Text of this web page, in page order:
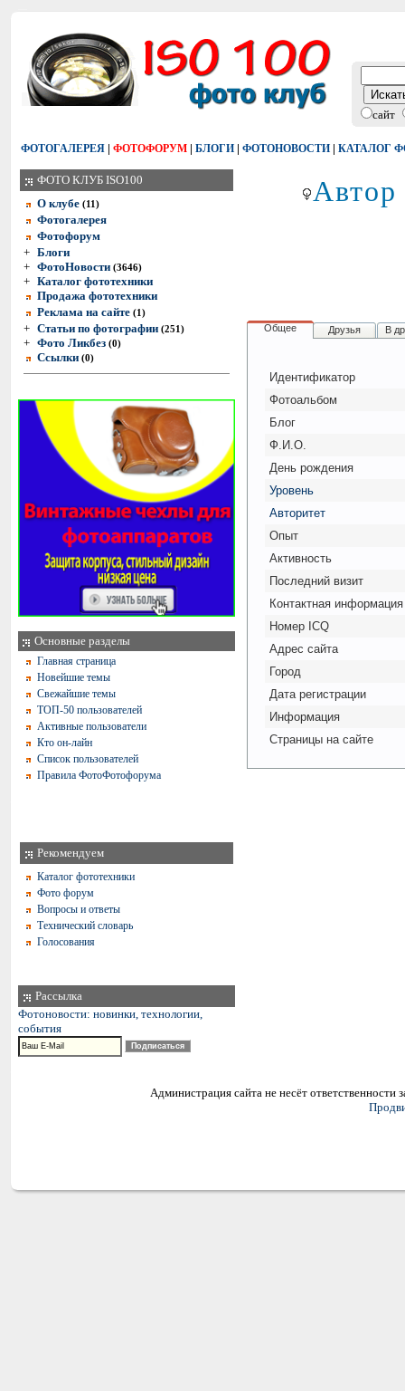
сайт
ФОТОГАЛЕРЕЯ | ФОТОФОРУМ | БЛОГИ | ФОТОНОВОСТИ | КАТАЛОГ
ФОТО КЛУБ ISO100
О клубе (11)
Фотогалерея
Фотофорум
+ Блоги
+ ФотоНовости (3646)
+ Каталог фототехники
Продажа фототехники
Реклама на сайте (1)
+ Статьи по фотографии (251)
+ Фото Ликбез (0)
Ссылки (0)
Основные разделы
Главная страница
Новейшие темы
Свежайшие темы
ТОП-50 пользователей
Активные пользователи
Кто он-лайн
Список пользователей
Правила ФотоФотофорума
Рекомендуем
Каталог фототехники
Фото форум
Вопросы и ответы
Технический словарь
Голосования
Рассылка
Фотоновости: новинки, технологии,
события
Общее Друзья В
Идентификатор
Фотоальбом
Блог
Ф.И.О.
День рождения
Уровень
Авторитет
Опыт
Активность
Последний визит
Контактная информация
Номер ICQ
Адрес сайта
Город
Дата регистрации
Информация
Страницы на сайте
Администрация сайта не несёт ответственности